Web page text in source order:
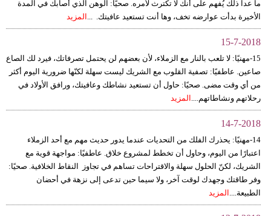
ما عدا ذلك يُفهم على أنك لا تكترث لأمره. صحيًا: الوهن الذي أصابك في المدة
الأخيرة بدأت عوارضه تخف، وها أنت تستعيد عافيتك. ... المزيد
15-7-2018
15-مهنيًا: لا تلعب بالنار مع الزملاء، لأن بعضهم لن يحتمل تصرفاتك، فيرد لك الصاع
صاعين. عاطفيًا: تصفية القلوب مع الشريك ليست سهلة لكنّها ضرورية اليوم أكثر
من أي وقت مضى. صحيًا: حاول أن تستعيد نشاطك وعافيتك، ورافق الأولاد في
رحلاتهم ونشاطاتهم.... المزيد
14-7-2018
14-مهنيًا: يحذرك الفلك من التحديات عندما يدور حديث مهم مع أحد الزملاء
اعتبارًا من اليوم، وحاول أن تخطط لمشروع خلاق. عاطفيًا: مواجهة قوية مع
الشريك، لكنّ الحلول سهلة والاقتراحات تساهم في تجاوز النقاط الخلافية. صحيًا:
وفر طاقتك وجهدك لوقت آخر، ولا سيما حين تدعى إلى نزهة في أحضان
الطبيعة.... المزيد